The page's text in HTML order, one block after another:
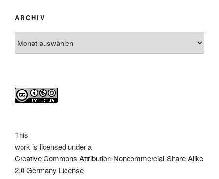
ARCHIV
This
work is licensed under a
Creative Commons Attribution-Noncommercial-Share Alike
2.0 Germany License